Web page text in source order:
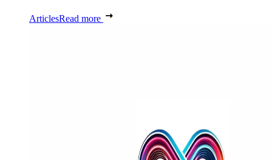
ArticlesRead more